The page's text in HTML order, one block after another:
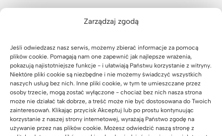
Zarządzaj zgodą
Jeśli odwiedzasz nasz serwis, możemy zbierać informacje za pomocą
plików cookie. Pomagają nam one zapewnić jak najlepsze wrażenia,
pokazują najistotniejsze funkcje - i ułatwiają Państwu korzystanie z witryny.
Niektóre pliki cookie są niezbędne i nie możemy świadczyć wszystkich
naszych usług bez nich. Inne pliki cookie, w tym te umieszczane przez
osoby trzecie, mogą zostać wyłączone - chociaż bez nich nasza strona
może nie działać tak dobrze, a treść może nie być dostosowana do Twoich
zainteresowań. Klikając przycisk Akceptuj lub po prostu kontynuując
korzystanie z naszej strony internetowej, wyrażają Państwo zgodę na
używanie przez nas plików cookie. Możesz odwiedzić naszą stronę z